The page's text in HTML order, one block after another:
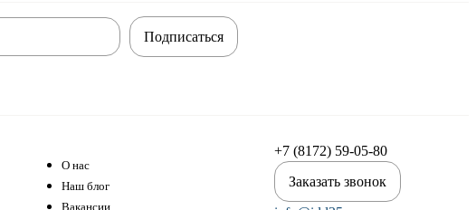
Подписаться
О нас
Наш блог
Вакансии
+7 (8172) 59-05-80
Заказать звонок